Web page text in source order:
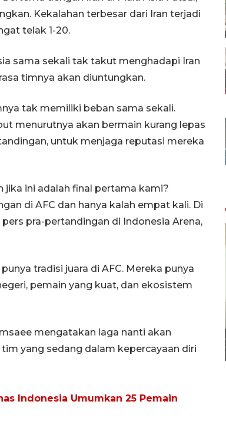
Kekalahan terbesar dari Iran terjadi
telak 1-20.
sama sekali tak takut menghadapi Iran
timnya akan diuntungkan.
tak memiliki beban sama sekali.
menurutnya akan bermain kurang lepas
untuk menjaga reputasi mereka
ini adalah final pertama kami?
di AFC dan hanya kalah empat kali. Di
pra-pertandingan di Indonesia Arena,
tradisi juara di AFC. Mereka punya
pemain yang kuat, dan ekosistem
mengatakan laga nanti akan
yang sedang dalam kepercayaan diri
Indonesia Umumkan 25 Pemain
bakau merah di Dumai
20 September 2025 12:14 WIB